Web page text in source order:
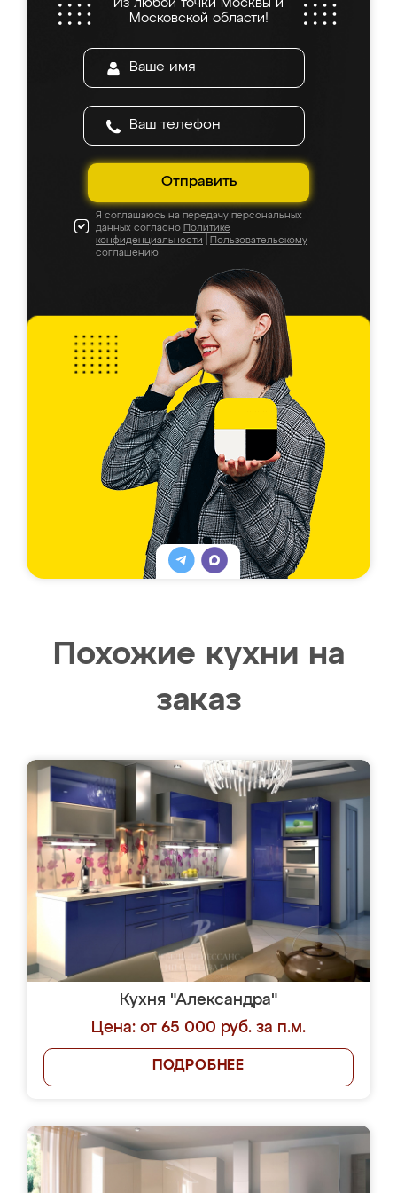
Из любой точки Москвы и
Московской области!
Отправить
Я соглашаюсь на передачу персональных
данных согласно Политике
конфиденциальности
Пользовательскому
соглашению
Похожие кухни на
заказ
Кухня "Александра"
Цена: от 65 000 руб. за п.м.
ПОДРОБНЕЕ